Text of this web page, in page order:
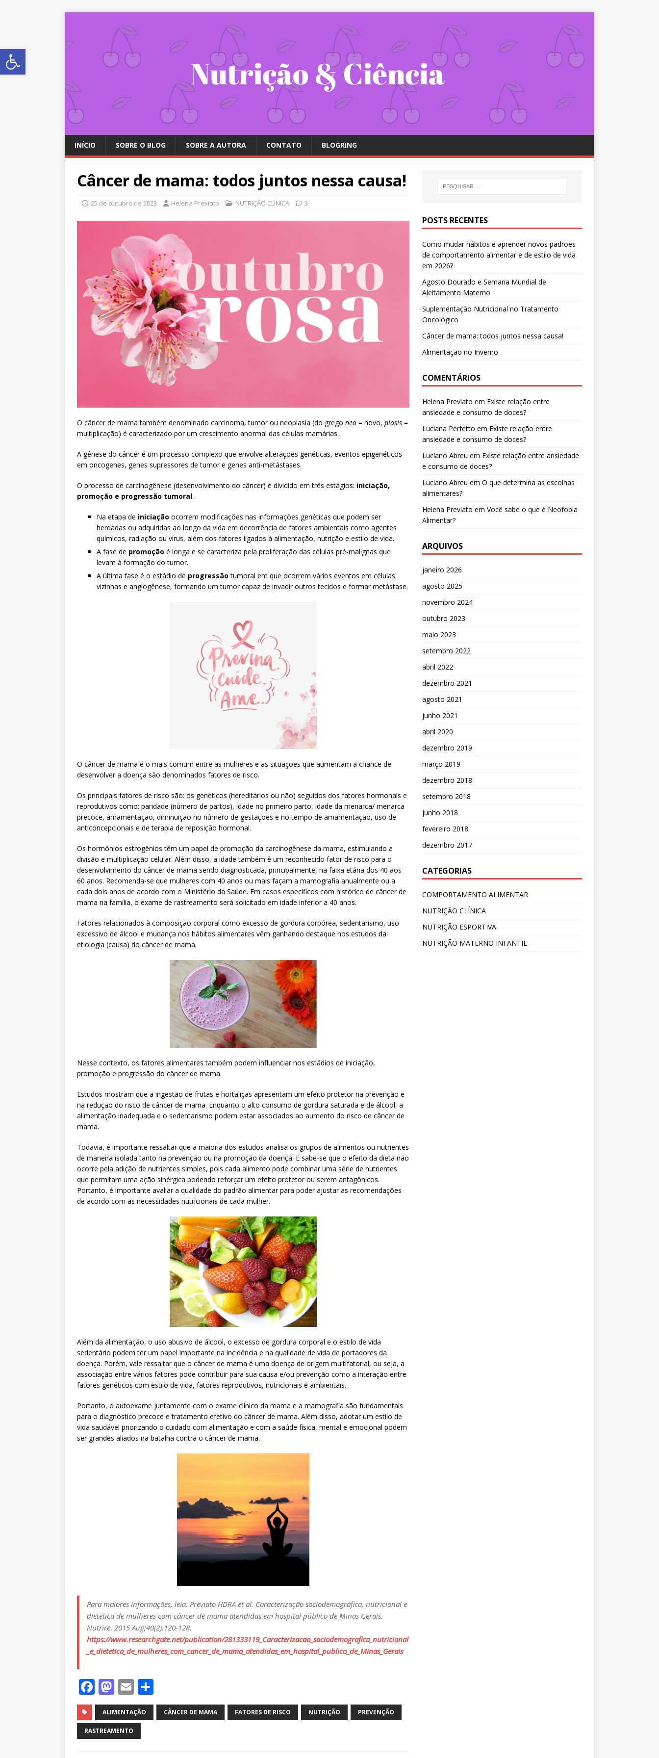
Abrir a barra de ferramentas
INÍCIO SOBRE O BLOG SOBRE A AUTORA CONTATO BLOGRING
Câncer de mama: todos juntos nessa causa!
25 de outubro de 2023 Helena Previato NUTRIÇÃO CLÍNICA 3
O câncer de mama também denominado carcinoma, tumor ou neoplasia (do grego neo = novo, plasis =
multiplicação) é caracterizado por um crescimento anormal das células mamárias.
A gênese do câncer é um processo complexo que envolve alterações genéticas, eventos epigenéticos
em oncogenes, genes supressores de tumor e genes anti-metástases.
O processo de carcinogênese (desenvolvimento do câncer) é dividido em três estágios: iniciação,
promoção e progressão tumoral.
Na etapa de iniciação ocorrem modificações nas informações genéticas que podem ser
herdadas ou adquiridas ao longo da vida em decorrência de fatores ambientais como agentes
químicos, radiação ou vírus, além dos fatores ligados à alimentação, nutrição e estilo de vida.
A fase de promoção é longa e se caracteriza pela proliferação das células pré-malignas que
levam à formação do tumor.
A última fase é o estádio de progressão tumoral em que ocorrem vários eventos em células
vizinhas e angiogênese, formando um tumor capaz de invadir outros tecidos e formar metástase.
O câncer de mama é o mais comum entre as mulheres e as situações que aumentam a chance de
desenvolver a doença são denominados fatores de risco.
Os principais fatores de risco são: os genéticos (hereditários ou não) seguidos dos fatores hormonais e
reprodutivos como: paridade (número de partos), idade no primeiro parto, idade da menarca/ menarca
precoce, amamentação, diminuição no número de gestações e no tempo de amamentação, uso de
anticoncepcionais e de terapia de reposição hormonal.
Os hormônios estrogênios têm um papel de promoção da carcinogênese da mama, estimulando a
divisão e multiplicação celular. Além disso, a idade também é um reconhecido fator de risco para o
desenvolvimento do câncer de mama sendo diagnosticada, principalmente, na faixa etária dos 40 aos
60 anos. Recomenda-se que mulheres com 40 anos ou mais façam a mamografia anualmente ou a
cada dois anos de acordo com o Ministério da Saúde. Em casos específicos com histórico de câncer de
mama na família, o exame de rastreamento será solicitado em idade inferior a 40 anos.
Fatores relacionados à composição corporal como excesso de gordura corpórea, sedentarismo, uso
excessivo de álcool e mudança nos hábitos alimentares vêm ganhando destaque nos estudos da
etiologia (causa) do câncer de mama.
Nesse contexto, os fatores alimentares também podem influenciar nos estádios de iniciação,
promoção e progressão do câncer de mama.
Estudos mostram que a ingestão de frutas e hortaliças apresentam um efeito protetor na prevenção e
na redução do risco de câncer de mama. Enquanto o alto consumo de gordura saturada e de álcool, a
alimentação inadequada e o sedentarismo podem estar associados ao aumento do risco de câncer de
mama.
Todavia, é importante ressaltar que a maioria dos estudos analisa os grupos de alimentos ou nutrientes
de maneira isolada tanto na prevenção ou na promoção da doença. E sabe-se que o efeito da dieta não
ocorre pela adição de nutrientes simples, pois cada alimento pode combinar uma série de nutrientes
que permitam uma ação sinérgica podendo reforçar um efeito protetor ou serem antagônicos.
Portanto, é importante avaliar a qualidade do padrão alimentar para poder ajustar as recomendações
de acordo com as necessidades nutricionais de cada mulher.
Além da alimentação, o uso abusivo de álcool, o excesso de gordura corporal e o estilo de vida
sedentário podem ter um papel importante na incidência e na qualidade de vida de portadores da
doença. Porém, vale ressaltar que o câncer de mama é uma doença de origem multifatorial, ou seja, a
associação entre vários fatores pode contribuir para sua causa e/ou prevenção como a interação entre
fatores genéticos com estilo de vida, fatores reprodutivos, nutricionais e ambientais.
Portanto, o autoexame juntamente com o exame clínico da mama e a mamografia são fundamentais
para o diagnóstico precoce e tratamento efetivo do câncer de mama. Além disso, adotar um estilo de
vida saudável priorizando o cuidado com alimentação e com a saúde física, mental e emocional podem
ser grandes aliados na batalha contra o câncer de mama.
Para maiores informações, leia: Previato HDRA et al. Caracterização sociodemográfica, nutricional e
dietética de mulheres com câncer de mama atendidas em hospital público de Minas Gerais.
Nutrire. 2015 Aug;40(2):120-128.
https://www.researchgate.net/publication/281333119_Caracterizacao_sociodemografica_nutricional
_e_dietetica_de_mulheres_com_cancer_de_mama_atendidas_em_hospital_publico_de_Minas_Gerais
F
a
c
e
M
a
st
o
E
m
ai
l
h
ar
ALIMENTAÇÃO CÂNCER DE MAMA FATORES DE RISCO NUTRIÇÃO PREVENÇÃO
RASTREAMENTO
POSTS RECENTES
Como mudar hábitos e aprender novos padrões
de comportamento alimentar e de estilo de vida
em 2026?
Agosto Dourado e Semana Mundial de
Aleitamento Materno
Suplementação Nutricional no Tratamento
Oncológico
Câncer de mama: todos juntos nessa causa!
Alimentação no Inverno
COMENTÁRIOS
Helena Previato em Existe relação entre
ansiedade e consumo de doces?
Luciana Perfetto em Existe relação entre
ansiedade e consumo de doces?
Luciano Abreu em Existe relação entre ansiedade
e consumo de doces?
Luciano Abreu em O que determina as escolhas
alimentares?
Helena Previato em Você sabe o que é Neofobia
Alimentar?
ARQUIVOS
janeiro 2026
agosto 2025
novembro 2024
outubro 2023
maio 2023
setembro 2022
abril 2022
dezembro 2021
agosto 2021
junho 2021
abril 2020
dezembro 2019
março 2019
dezembro 2018
setembro 2018
junho 2018
fevereiro 2018
dezembro 2017
CATEGORIAS
COMPORTAMENTO ALIMENTAR
NUTRIÇÃO CLÍNICA
NUTRIÇÃO ESPORTIVA
NUTRIÇÃO MATERNO INFANTIL